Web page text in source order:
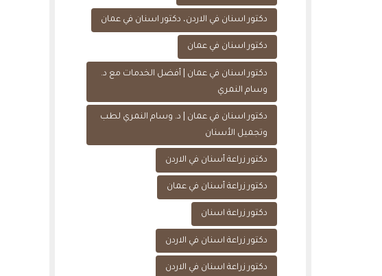
دكتور اسنان في الاردن، دكتور اسنان في عمان
دكتور اسنان في عمان
دكتور اسنان في عمان | أفضل الخدمات مع د.
وسام النمري
دكتور اسنان في عمان | د. وسام النمري لطب
وتجميل الأسنان
دكتور زراعة أسنان في الاردن
دكتور زراعة أسنان في عمان
دكتور زراعة اسنان
دكتور زراعة اسنان في الاردن
دكتور زراعة اسنان في الاردن